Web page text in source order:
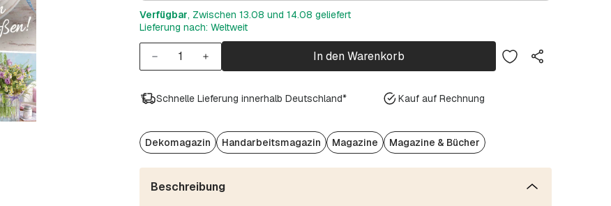
Verfügbar, Zwischen 13.08 und 14.08 geliefert
Lieferung nach: Weltweit
In den Warenkorb
Schnelle Lieferung innerhalb Deutschland* Kauf auf Rechnung
Dekomagazin Handarbeitsmagazin Magazine Magazine & Bücher
Beschreibung